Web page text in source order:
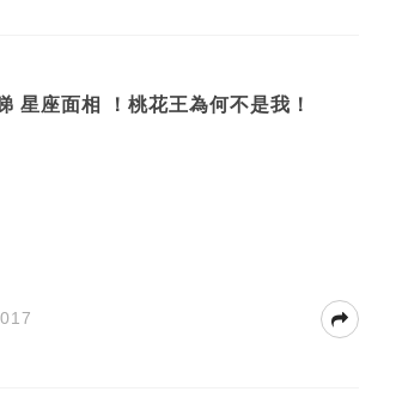
星座面相 ！桃花王為何不是我！